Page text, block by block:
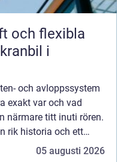
och flexibla
i
och avloppssystem
exakt var och vad
närmare titt inuti rören.
rik historia och ett
05 augusti 2026